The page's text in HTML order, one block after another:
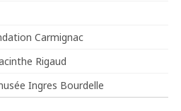
Carmignac
Rigaud
Ingres Bourdelle